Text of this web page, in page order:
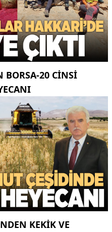
BORSA-20 CINSI
KEKIK VE